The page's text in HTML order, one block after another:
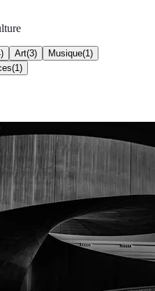
) Art(3) Musique(1 )
(1 )